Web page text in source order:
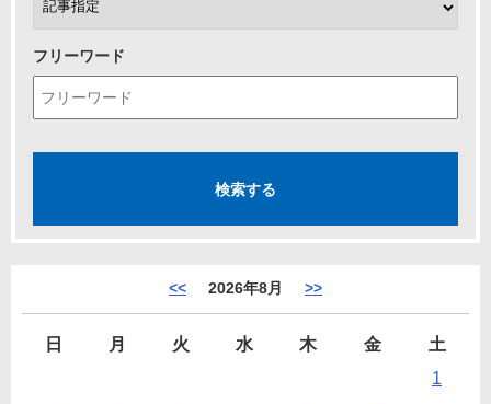
フリーワード
<< 2026年8月 >>
日 月 火 水 木 金
土
1